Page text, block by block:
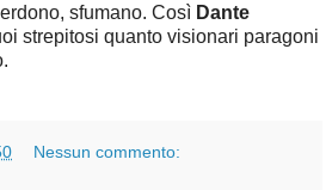
sfumano. Così Dante
strepitosi quanto visionari paragoni
Nessun commento: